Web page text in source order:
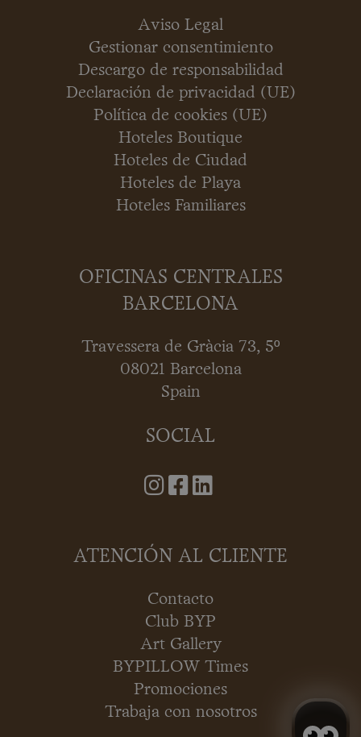
Aviso Legal
Gestionar consentimiento
Descargo de responsabilidad
Declaración de privacidad (UE)
Política de cookies (UE)
Hoteles Boutique
Hoteles de Ciudad
Hoteles de Playa
Hoteles Familiares
OFICINAS CENTRALES
BARCELONA
Travessera de Gràcia 73, 5º
08021 Barcelona
Spain
SOCIAL
ATENCIÓN AL CLIENTE
Contacto
Club BYP
Art Gallery
BYPILLOW Times
Promociones
Trabaja con nosotros